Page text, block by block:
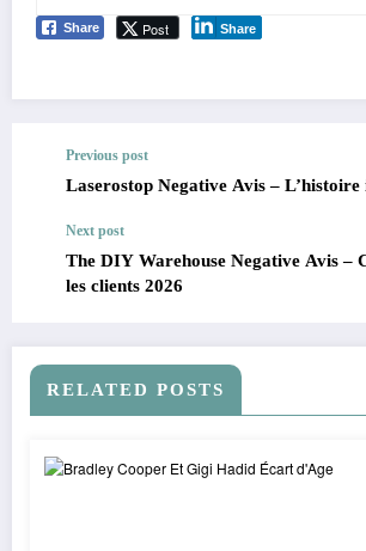
Share Post Share
Previous post
Laserostop Negative Avis – L’histoire
Next post
The DIY Warehouse Negative Avis –
les clients 2026
RELATED POSTS